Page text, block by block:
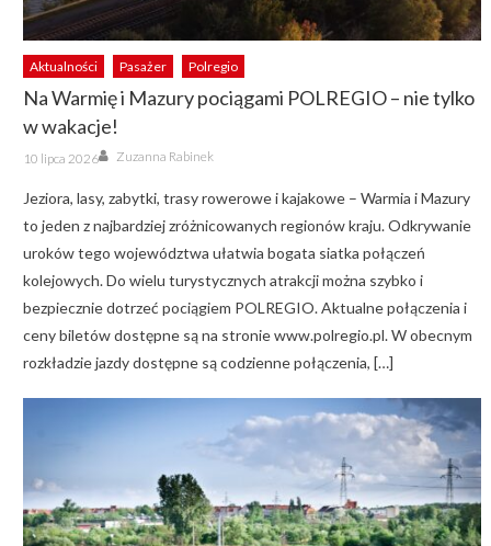
Aktualności Pasażer Polregio
Na Warmię i Mazury pociągami POLREGIO – nie tylko
w wakacje!
Posted
on
10 lipca 2026 Author
Zuzanna Rabinek
Jeziora, lasy, zabytki, trasy rowerowe i kajakowe – Warmia i Mazury
to jeden z najbardziej zróżnicowanych regionów kraju. Odkrywanie
uroków tego województwa ułatwia bogata siatka połączeń
kolejowych. Do wielu turystycznych atrakcji można szybko i
bezpiecznie dotrzeć pociągiem POLREGIO. Aktualne połączenia i
ceny biletów dostępne są na stronie www.polregio.pl. W obecnym
rozkładzie jazdy dostępne są codzienne połączenia, […]